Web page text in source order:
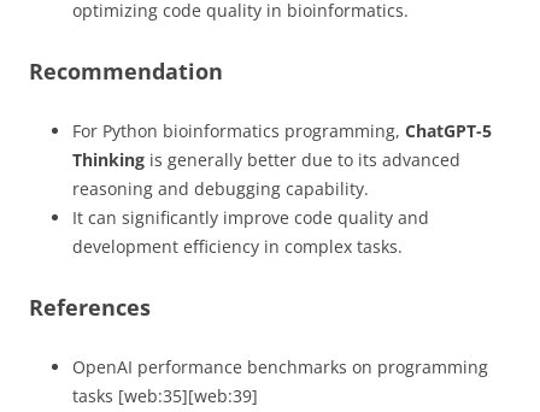
optimizing code quality in bioinformatics.
Recommendation
For Python bioinformatics programming, ChatGPT-5
Thinking is generally better due to its advanced
reasoning and debugging capability.
It can significantly improve code quality and
development efficiency in complex tasks.
References
OpenAI performance benchmarks on programming
tasks [web:35][web:39]